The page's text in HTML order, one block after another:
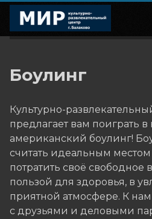
Боулинг
Культурно-
предлагает вам поиграть
американский боулинг!
считать идеальным местом
потратить своё свободное
пользой для здоровья, в
приятной атмосфере. К
с друзьями и деловыми